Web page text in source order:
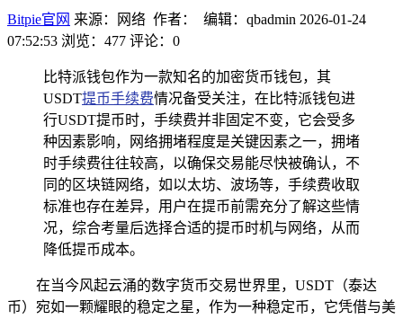
Bitpie官网 来源：网络 作者： 编辑：qbadmin 2026-01-24
07:52:53 浏览：477 评论：0
比特派钱包作为一款知名的加密货币钱包，其
USDT提币手续费情况备受关注，在比特派钱包进
行USDT提币时，手续费并非固定不变，它会受多
种因素影响，网络拥堵程度是关键因素之一，拥堵
时手续费往往较高，以确保交易能尽快被确认，不
同的区块链网络，如以太坊、波场等，手续费收取
标准也存在差异，用户在提币前需充分了解这些情
况，综合考量后选择合适的提币时机与网络，从而
降低提币成本。
在当今风起云涌的数字货币交易世界里，USDT（泰达
币）宛如一颗耀眼的稳定之星，作为一种稳定币，它凭借与美